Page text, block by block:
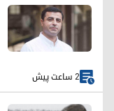
2 ساعت پیش